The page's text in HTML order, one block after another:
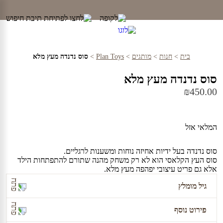
content
בית > חנות > מותגים >
Plan Toys
> סוס נדנדה מעץ מלא
סוס נדנדה מעץ מלא
₪450.00
המלאי אזל
סוס נדנדה בעל ידיות אחיזה נוחות ומשענות לרגליים.
סוס העץ הקלאסי הוא לא רק משחק מהנה שתורם להתפתחות הילד
אלא גם פריט עיצובי יפהפה מעץ מלא.
גיל מומלץ
שנה וחצי ומעלה
פירוט נוסף